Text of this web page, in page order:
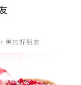
美的好朋友